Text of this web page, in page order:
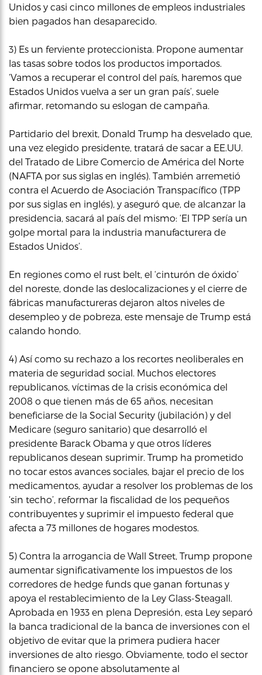
Unidos y casi cinco millones de empleos industriales
bien pagados han desaparecido.
3) Es un ferviente proteccionista. Propone aumentar
las tasas sobre todos los productos importados.
‘Vamos a recuperar el control del país, haremos que
Estados Unidos vuelva a ser un gran país’, suele
afirmar, retomando su eslogan de campaña.
Partidario del brexit, Donald Trump ha desvelado que,
una vez elegido presidente, tratará de sacar a EE.UU.
del Tratado de Libre Comercio de América del Norte
(NAFTA por sus siglas en inglés). También arremetió
contra el Acuerdo de Asociación Transpacífico (TPP
por sus siglas en inglés), y aseguró que, de alcanzar la
presidencia, sacará al país del mismo: ‘El TPP sería un
golpe mortal para la industria manufacturera de
Estados Unidos’.
En regiones como el rust belt, el ‘cinturón de óxido’
del noreste, donde las deslocalizaciones y el cierre de
fábricas manufactureras dejaron altos niveles de
desempleo y de pobreza, este mensaje de Trump está
calando hondo.
4) Así como su rechazo a los recortes neoliberales en
materia de seguridad social. Muchos electores
republicanos, víctimas de la crisis económica del
2008 o que tienen más de 65 años, necesitan
beneficiarse de la Social Security (jubilación) y del
Medicare (seguro sanitario) que desarrolló el
presidente Barack Obama y que otros líderes
republicanos desean suprimir. Trump ha prometido
no tocar estos avances sociales, bajar el precio de los
medicamentos, ayudar a resolver los problemas de los
‘sin techo’, reformar la fiscalidad de los pequeños
contribuyentes y suprimir el impuesto federal que
afecta a 73 millones de hogares modestos.
5) Contra la arrogancia de Wall Street, Trump propone
aumentar significativamente los impuestos de los
corredores de hedge funds que ganan fortunas y
apoya el restablecimiento de la Ley Glass-Steagall.
Aprobada en 1933 en plena Depresión, esta Ley separó
la banca tradicional de la banca de inversiones con el
objetivo de evitar que la primera pudiera hacer
inversiones de alto riesgo. Obviamente, todo el sector
financiero se opone absolutamente al